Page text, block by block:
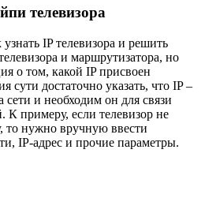
телевизора
IP телевизора и решить
и маршрутизатора, но
о том, какой IP присвоен
сути достаточно указать, что IP –
сети и необходим он для связи
примеру, если телевизор не
то нужно вручную ввести
IP-адрес и прочие параметры.